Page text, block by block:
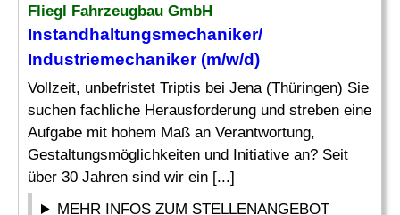
Fliegl Fahrzeugbau GmbH
Instandhaltungsmechaniker/
Industriemechaniker (m/w/d)
Vollzeit, unbefristet Triptis bei Jena (Thüringen) Sie
suchen fachliche Herausforderung und streben eine
Aufgabe mit hohem Maß an Verantwortung,
Gestaltungsmöglichkeiten und Initiative an? Seit
über 30 Jahren sind wir ein [...]
MEHR INFOS ZUM STELLENANGEBOT